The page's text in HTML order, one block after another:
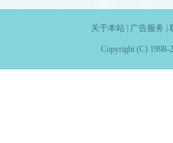
关于本站| 广告服务
Copyright (C) 1998-